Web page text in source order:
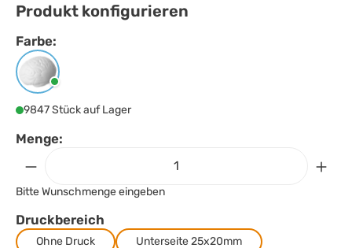
Produkt konfigurieren
Farbe:
Farbeauswählen
Weiss
9847 Stück auf Lager
Menge:
Bitte Wunschmenge eingeben
Druckbereich
Ohne Druck Unterseite 25x20mm